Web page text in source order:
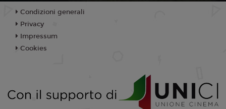
Condizioni generali
Privacy
Impressum
Cookies